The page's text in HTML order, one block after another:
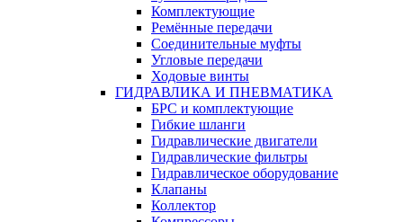
Комплектующие
Ремённые передачи
Соединительные муфты
Угловые передачи
Ходовые винты
ГИДРАВЛИКА И ПНЕВМАТИКА
БРС и комплектующие
Гибкие шланги
Гидравлические двигатели
Гидравлические фильтры
Гидравлическое оборудование
Клапаны
Коллектор